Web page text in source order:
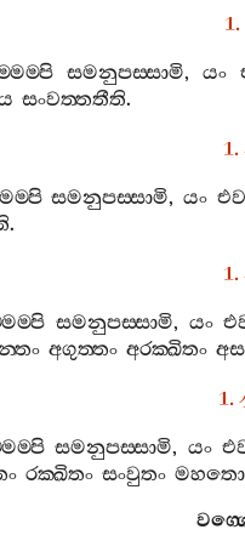
සමනුපස‍්සාමි,යං
සංවත‍්තතීති.
සමනුපස‍්සාමි, යං
.
සමනුපස‍්සාමි, යං
අගුත‍්තං අරක‍්ඛිතං
1.
සමනුපස‍්සාමි, යං
රක‍්ඛිතං සංවුතං මහතො